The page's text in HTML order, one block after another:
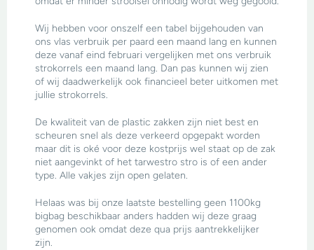
Wij hebben voor onszelf een tabel bijgehouden van
ons vlas verbruik per paard een maand lang en kunnen
deze vanaf eind februari vergelijken met ons verbruik
strokorrels een maand lang. Dan pas kunnen wij zien
of wij daadwerkelijk ook financieel beter uitkomen met
jullie strokorrels.
De kwaliteit van de plastic zakken zijn niet best en
scheuren snel als deze verkeerd opgepakt worden
maar dit is oké voor deze kostprijs wel staat op de zak
niet aangevinkt of het tarwestro stro is of een ander
type. Alle vakjes zijn open gelaten.
Helaas was bij onze laatste bestelling geen 1100kg
bigbag beschikbaar anders hadden wij deze graag
genomen ook omdat deze qua prijs aantrekkelijker
zijn.